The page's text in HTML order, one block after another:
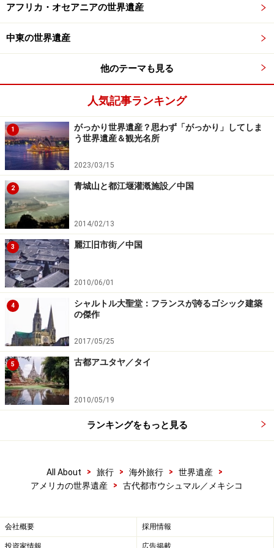
魔法使いのピラミッドとその伝説
背後から眺めた魔法使いのピラミッド。最上段と中央の二個
所に神殿がある ©牧哲雄
中米のピラミッドは古いピラミッドを覆うように新しいピラ
ミッドを増築し、徐々に大きく造り替えていった。魔法使い
のピラミッドも同様で、5回増築されている ©牧哲雄
「魔法使いのピラミッド」の呼び名はこの地域に伝わる
魔女伝説に由来する。
昔々この辺りに魔法を使うおばあさんが住んでいた。お
ばあさんに子供がいないことを聞いた小人たちは彼女を
不憫に思って卵を贈る。おばあさんがそれを大切に温め
ていると、ある日卵が割れてひとりの子供が誕生する。
その子の成長はすぐに止まり、小人ほどにしか育たなか
ったが、産まれながら言葉が話せるほど聡明で、しばし
ばおばあさんを驚かせていた。
て候補者となり、王が与える数々の試練をくぐり抜け、
ついに王の後継者となる。
アフリカ・オセアニアの世界遺産
中東の世界遺産
他のテーマも見る
人気記事ランキング
1
がっかり世界遺産？思わず「がっかり」してしま
う世界遺産＆観光名所
2023/03/15
2 青城山と都江堰灌漑施設／中国
2014/02/13
3 麗江旧市街／中国
2010/06/01
4
シャルトル大聖堂：フランスが誇るゴシック建築
の傑作
2017/05/25
5 古都アユタヤ／タイ
2010/05/19
ランキングをもっと見る
All About > 旅行 > 海外旅行 > 世界遺産
>
アメリカの世界遺産
> 古代都市ウシュマル／メキシコ
会社概要 採用情報